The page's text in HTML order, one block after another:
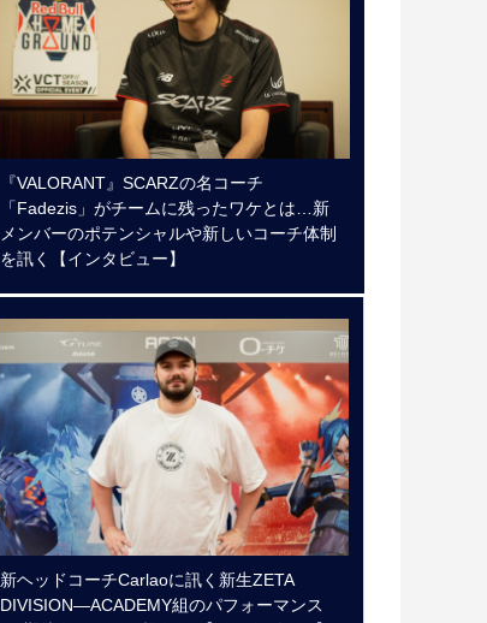
『VALORANT』SCARZの名コーチ
「Fadezis」がチームに残ったワケとは…新
メンバーのポテンシャルや新しいコーチ体制
を訊く【インタビュー】
新ヘッドコーチCarlaoに訊く新生ZETA
DIVISION―ACADEMY組のパフォーマンス